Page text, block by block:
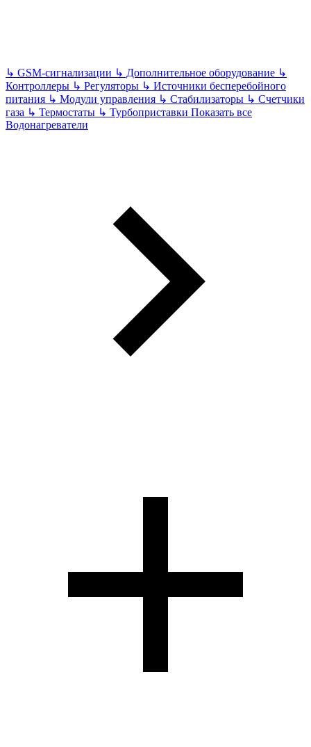
↳ GSM-сигнализации ↳ Дополнительное оборудование ↳
Контроллеры ↳ Регуляторы ↳ Источники бесперебойного
питания ↳ Модули управления ↳ Стабилизаторы ↳ Счетчики
газа ↳ Термостаты ↳ Турбоприставки Показать все
Водонагреватели